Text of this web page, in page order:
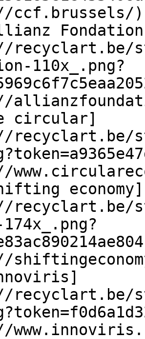
ccf.brussels/)
recyclart.be/
110x_.png?
circular]
recyclart.be/
economy]
recyclart.be/
174x_.png?
recyclart.be/